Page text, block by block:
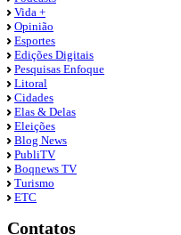
Vida +
Opinião
Esportes
Edições Digitais
Pesquisas Enfoque
Litoral
Cidades
Elas & Delas
Eleições
Blog News
PubliTV
Boqnews TV
Turismo
ETC
Contatos